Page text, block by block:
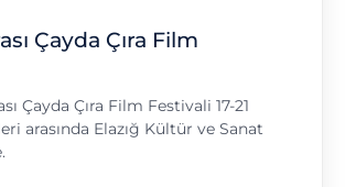
Çayda Çıra Film
Çayda Çıra Film Festivali 17-21
arasında Elazığ Kültür ve Sanat